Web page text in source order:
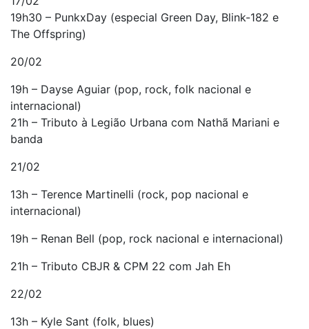
19h30 – PunkxDay (especial Green Day, Blink-182 e
The Offspring)
20/02
19h – Dayse Aguiar (pop, rock, folk nacional e
internacional)
21h – Tributo à Legião Urbana com Nathã Mariani e
banda
21/02
13h – Terence Martinelli (rock, pop nacional e
internacional)
19h – Renan Bell (pop, rock nacional e internacional)
21h – Tributo CBJR & CPM 22 com Jah Eh
22/02
13h – Kyle Sant (folk, blues)